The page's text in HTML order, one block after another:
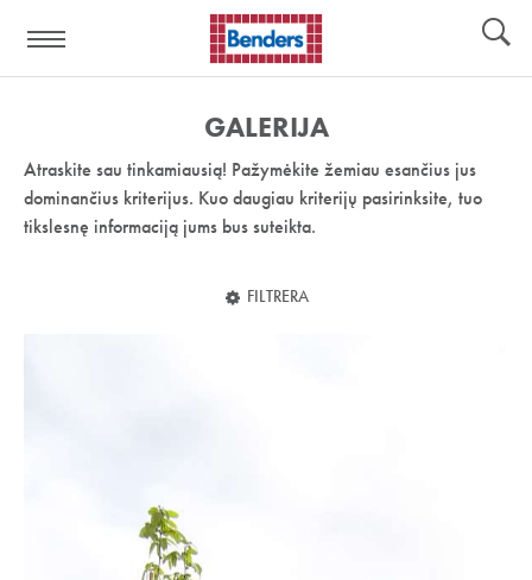
nuoroda:
GALERIJA
Atraskite sau tinkamiausią! Pažymėkite žemiau esančius jus
dominančius kriterijus. Kuo daugiau kriterijų pasirinksite, tuo
tikslesnę informaciją jums bus suteikta.
FILTRERA